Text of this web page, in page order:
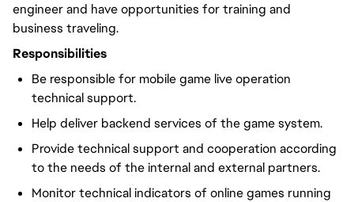
engineer and have opportunities for training and
business traveling.
Responsibilities
Be responsible for mobile game live operation
technical support.
Help deliver backend services of the game system.
Provide technical support and cooperation according
to the needs of the internal and external partners.
Monitor technical indicators of online games running